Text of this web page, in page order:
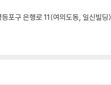
포구 은행로 11(여의도동, 일신빌딩)